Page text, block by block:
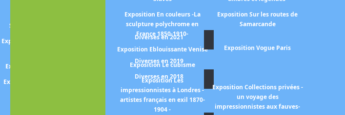
SARGENT -éblouir Paris-
Exposition SERUSIER Paul (Le
Exposition Walter SICKERT
Expo SIGNAC collectionneur
Exposition En couleurs -La
sculpture polychrome en
France 1850-1910-
Exposition Eblouissante Venise
Exposition Le cubisme
Exposition Les
impressionnistes à Londres -
artistes français en exil 1870-
1904 -
Exposition Sur les routes de
Samarcande
Diverses en 2021
Exposition Vogue Paris
Diverses en 2019
Diverses en 2018
Exposition Collections privées -
un voyage des
impressionnistes aux fauves-